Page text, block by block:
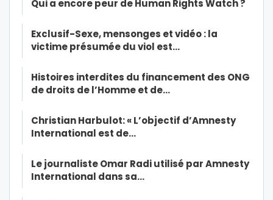
Qui a encore peur de Human Rights Watch ?
Exclusif-Sexe, mensonges et vidéo : la
victime présumée du viol est…
Histoires interdites du financement des ONG
de droits de l’Homme et de…
Christian Harbulot: « L’objectif d’Amnesty
International est de…
Le journaliste Omar Radi utilisé par Amnesty
International dans sa…